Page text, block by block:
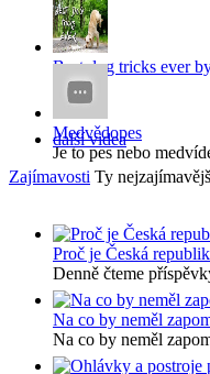
x...
Best dog tricks ever
Medvědopes
Je to pes nebo
další videa
Zajímavosti Ty
Proč je Česká
Denně čteme
Na co by neměl
Na co by neměl